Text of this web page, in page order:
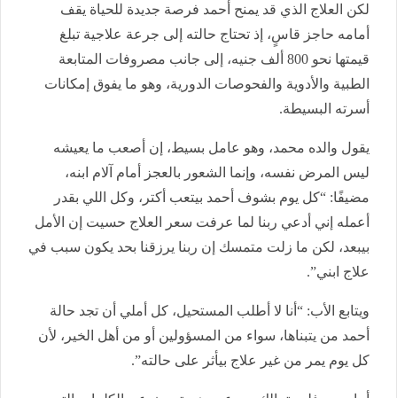
لكن العلاج الذي قد يمنح أحمد فرصة جديدة للحياة يقف
أمامه حاجز قاسٍ، إذ تحتاج حالته إلى جرعة علاجية تبلغ
قيمتها نحو 800 ألف جنيه، إلى جانب مصروفات المتابعة
الطبية والأدوية والفحوصات الدورية، وهو ما يفوق إمكانات
أسرته البسيطة.
يقول والده محمد، وهو عامل بسيط، إن أصعب ما يعيشه
ليس المرض نفسه، وإنما الشعور بالعجز أمام آلام ابنه،
مضيفًا: “كل يوم بشوف أحمد بيتعب أكتر، وكل اللي بقدر
أعمله إني أدعي ربنا لما عرفت سعر العلاج حسيت إن الأمل
بيبعد، لكن ما زلت متمسك إن ربنا يرزقنا بحد يكون سبب في
علاج ابني”.
ويتابع الأب: “أنا لا أطلب المستحيل، كل أملي أن تجد حالة
أحمد من يتبناها، سواء من المسؤولين أو من أهل الخير، لأن
كل يوم يمر من غير علاج بيأثر على حالته”.